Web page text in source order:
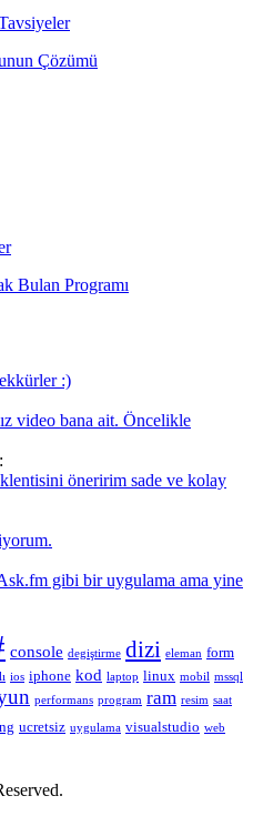
Çözümü
Bulan Programı
:)
video bana ait. Öncelikle
öneririm sade ve kolay
gibi bir uygulama ama yine
console degiştirme dizi eleman form
ios iphone kod laptop linux mobil mssql
performans program ram resim saat
ucretsiz uygulama visualstudio web